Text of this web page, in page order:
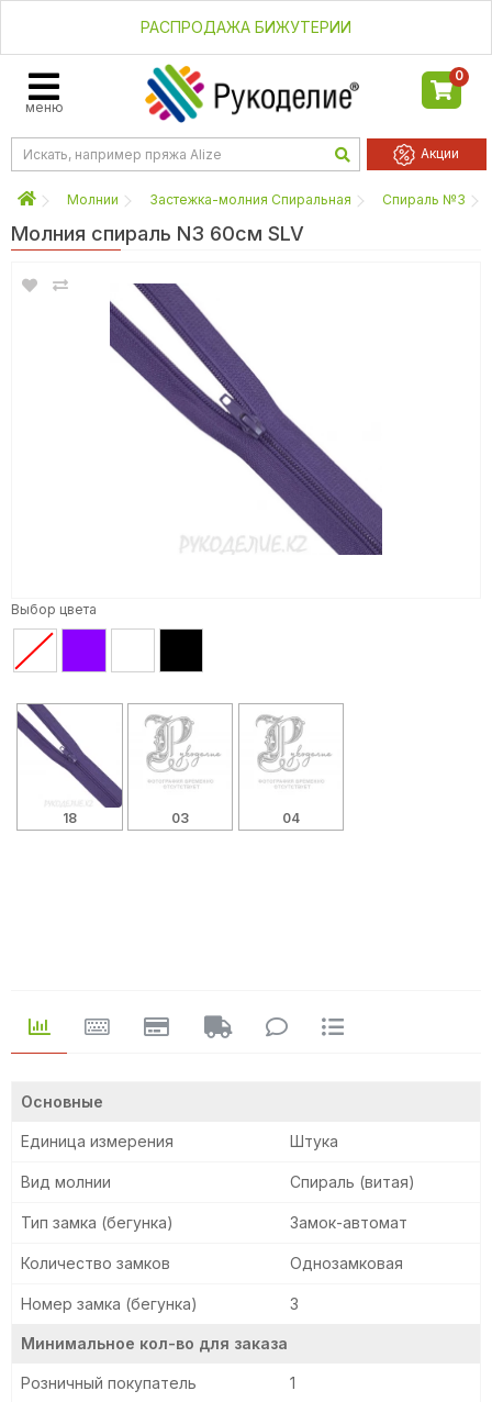
РАСПРОДАЖА БИЖУТЕРИИ
меню
0
Акции
Молнии Застежка-молния Спиральная Спираль №3
Молния спираль N3 60см SLV
Основные
Единица измерения Штука
Вид молнии Спираль (витая)
Тип замка (бегунка) Замок-автомат
Количество замков Однозамковая
Номер замка (бегунка) 3
Минимальное кол-во для заказа
Розничный покупатель 1
Выбор цвета
18 03 04